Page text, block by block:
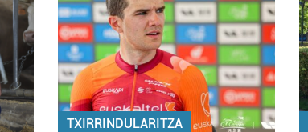
TXIRRINDULARITZA